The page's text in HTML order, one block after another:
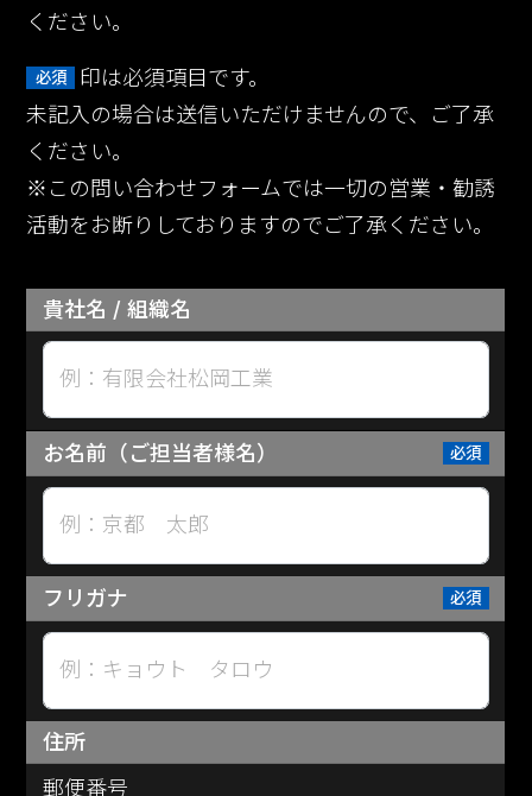
ください。
必須
印は必須項目です。
未記入の場合は送信いただけませんので、ご了承
ください。
※この問い合わせフォームでは一切の営業・勧誘
活動をお断りしておりますのでご了承ください。
貴社名 / 組織名
例：有限会社松岡工業
お名前（ご担当者様名）
例：京都 太郎
フリガナ
例：キョウト タロウ
住所
郵便番号